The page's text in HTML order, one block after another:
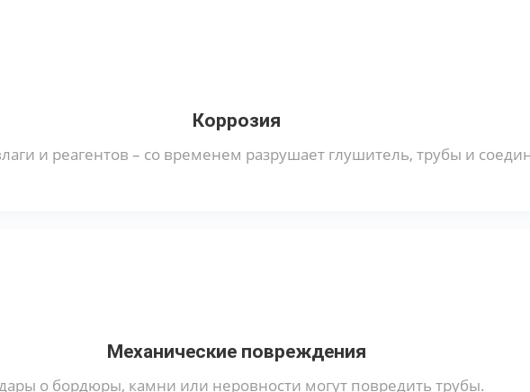
Коррозия
и реагентов – со временем разрушает глушитель, трубы и
Механические повреждения
о бордюры, камни или неровности могут повредить трубы.